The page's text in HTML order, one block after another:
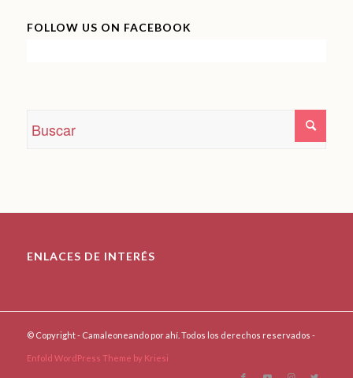
FOLLOW US ON FACEBOOK
ENLACES DE INTERÉS
© Copyright - Camaleoneando por ahí. Todos los derechos reservados -
Enfold WordPress Theme by Kriesi